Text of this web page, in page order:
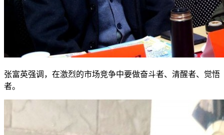
张富英强调，在激烈的市场竞争中要做奋斗者、清醒者、觉悟
者。